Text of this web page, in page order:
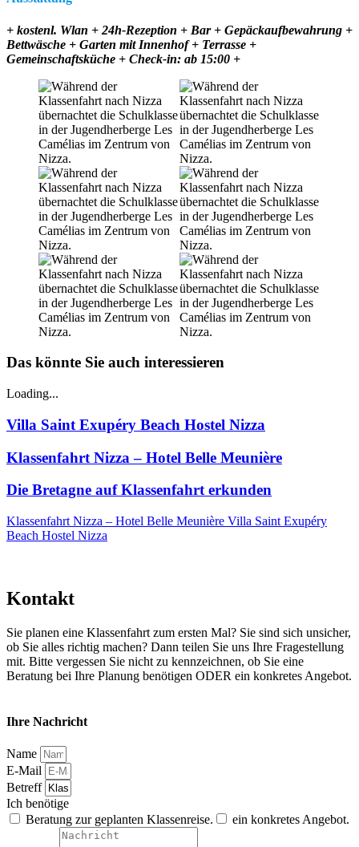
+ kostenl. Wlan + 24h-Rezeption + Bar + Gepäckaufbewahrung +
Bettwäsche + Garten mit Innenhof + Terrasse +
Gemeinschaftsküche + Check-in: ab 15:00 +
Das könnte Sie auch interessieren
Loading...
Villa Saint Exupéry Beach Hostel Nizza
Klassenfahrt Nizza – Hotel Belle Meunière
Die Bretagne auf Klassenfahrt erkunden
Klassenfahrt Nizza – Hotel Belle Meunière Villa Saint Exupéry
Beach Hostel Nizza
Kontakt
Sie planen eine Klassenfahrt zum ersten Mal? Sie sind sich unsicher,
ob Sie alles richtig machen? Dann teilen Sie uns Ihre Fragestellung
mit. Bitte vergessen Sie nicht zu kennzeichnen, ob Sie eine
Beratung bei Ihre Planung benötigen ODER ein konkretes Angebot.
Ihre Nachricht
Name
E-Mail
Betreff
Ich benötige
Beratung zur geplanten Klassenreise.
ein konkretes Angebot.